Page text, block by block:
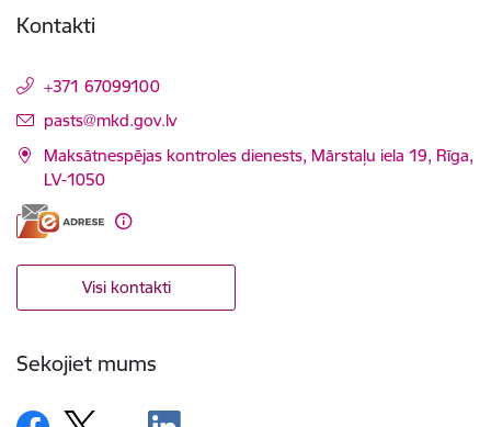
Kontakti
+371 67099100
E-pasts:
pasts@mkd.gov.lv
Maksātnespējas kontroles dienests, Mārstaļu iela 19, Rīga,
LV-1050
Visi kontakti
Sekojiet mums